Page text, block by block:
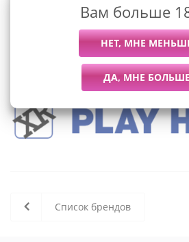
В данный момент
товаров
Список брендов
Вам больше